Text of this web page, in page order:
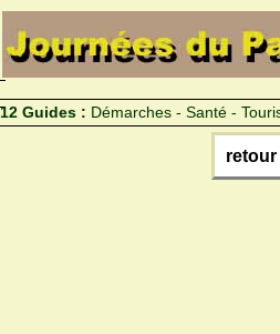
12 Guides : Démarches - Santé -